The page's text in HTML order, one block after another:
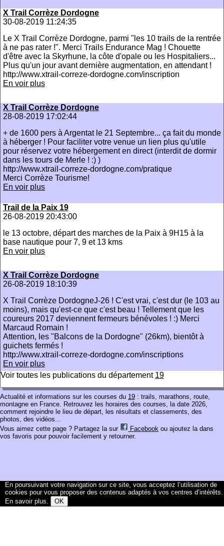
X Trail Corrèze Dordogne
30-08-2019 11:24:35
Le X Trail Corrèze Dordogne, parmi "les 10 trails de la rentrée
à ne pas rater !". Merci Trails Endurance Mag ! Chouette
d'être avec la Skyrhune, la côte d'opale ou les Hospitaliers...
Plus qu'un jour avant dernière augmentation, en attendant !
http://www.xtrail-correze-dordogne.com/inscription
En voir plus
X Trail Corrèze Dordogne
28-08-2019 17:02:44
+ de 1600 pers à Argentat le 21 Septembre... ça fait du monde
à héberger ! Pour faciliter votre venue un lien plus qu'utile
pour réservez votre hébergement en direct (interdit de dormir
dans les tours de Merle ! :) )
http://www.xtrail-correze-dordogne.com/pratique
Merci Corrèze Tourisme!
En voir plus
Trail de la Paix 19
26-08-2019 20:43:00
le 13 octobre, départ des marches de la Paix à 9H15 à la
base nautique pour 7, 9 et 13 kms
En voir plus
X Trail Corrèze Dordogne
26-08-2019 18:10:39
X Trail Corrèze DordogneJ-26 ! C'est vrai, c'est dur (le 103 au
moins), mais qu'est-ce que c'est beau ! Tellement que les
coureurs 2017 deviennent fermeurs bénévoles ! :) Merci
Marcaud Romain !
Attention, les "Balcons de la Dordogne" (26km), bientôt à
guichets fermés !
http://www.xtrail-correze-dordogne.com/inscriptions
En voir plus
Voir toutes les publications du département 19
Actualité et informations sur les courses du 19 : trails, marathons, route,
montagne en France. Retrouvez les horaires des courses, la date 2026,
comment rejoindre le lieu de départ, les résultats et classements, des
photos, des vidéos...
Vous aimez cette page ? Partagez la sur
Facebook ou ajoutez la dans
vos favoris pour pouvoir facilement y retourner.
En poursuivant votre navigation sur ce site, vous acceptez l’utilisation de
cookies pour vous proposer des contenus adaptés à vos centres d’intérêts.
En savoir plus. OK